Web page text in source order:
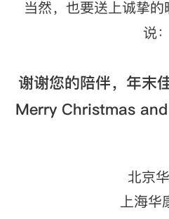
当然，也要送上诚挚
说：
谢谢您的陪伴，年末
Merry Christmas
北京
上海华康计算